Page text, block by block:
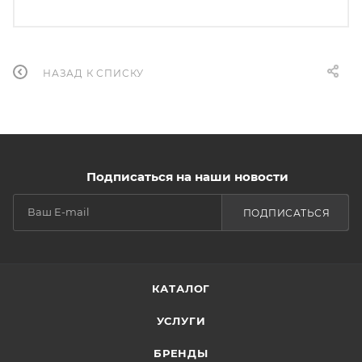
НАЗАД К СПИСКУ
Подписаться на наши новости
ПОДПИСАТЬСЯ
КАТАЛОГ
УСЛУГИ
БРЕНДЫ